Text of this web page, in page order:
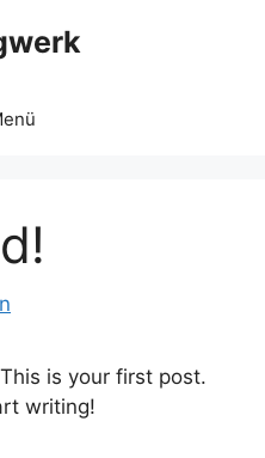
is your first post.
writing!